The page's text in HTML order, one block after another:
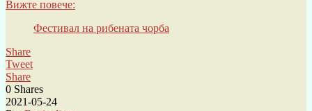
Вижте повече:
Фестивал на рибената чорба
Share
Tweet
Share
0 Shares
2021-05-24